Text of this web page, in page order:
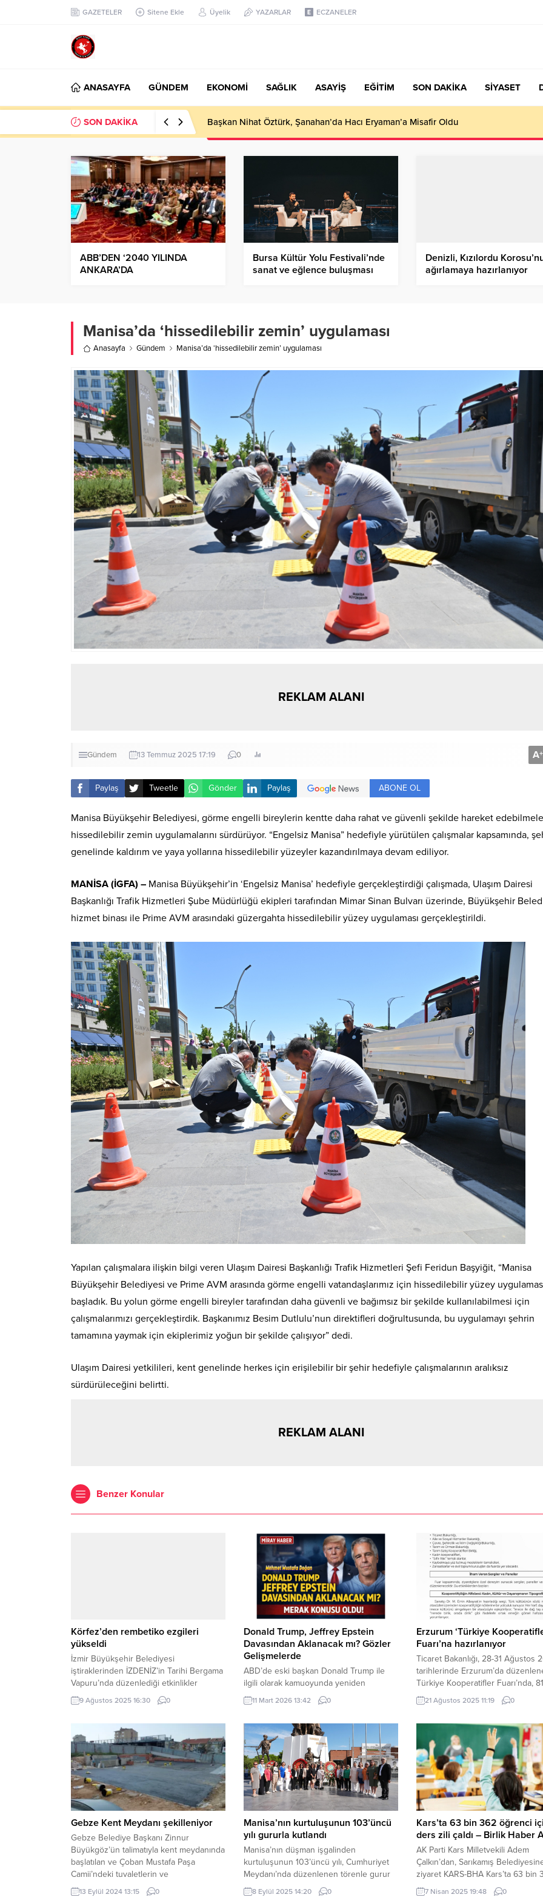
GAZETELER Sitene Ekle Üyelik YAZARLAR ECZANELER
ANASAYFA GÜNDEM EKONOMİ SAĞLIK ASAYİŞ EĞİTİM SON DAKİKA SİYASET
SON DAKİKA Başkan Nihat Öztürk, Şanahan’da Hacı Eryaman’a Misafir Oldu
ABB’DEN ‘2040 YILINDA
ANKARA’DA
Bursa Kültür Yolu Festivali’nde
sanat ve eğlence buluşması
Denizli, Kızılordu
ağırlamaya hazırlanıyor
Manisa’da ‘hissedilebilir zemin’ uygulaması
Anasayfa Gündem Manisa’da ‘hissedilebilir zemin’ uygulaması
REKLAM ALANI
Gündem 13 Temmuz 2025 17:19 0 A+
Paylaş Tweetle Gönder Paylaş ABONE OL
Manisa Büyükşehir Belediyesi, görme engelli bireylerin kentte daha rahat ve güvenli şekilde hareket
hissedilebilir zemin uygulamalarını sürdürüyor. “Engelsiz Manisa” hedefiyle yürütülen çalışmalar kapsamında,
genelinde kaldırım ve yaya yollarına hissedilebilir yüzeyler kazandırılmaya devam ediliyor.
MANİSA (İGFA) – Manisa Büyükşehir’in ‘Engelsiz Manisa’ hedefiyle gerçekleştirdiği çalışmada, Ulaşım Dairesi
Başkanlığı Trafik Hizmetleri Şube Müdürlüğü ekipleri tarafından Mimar Sinan Bulvarı üzerinde, Büyükşehir
hizmet binası ile Prime AVM arasındaki güzergahta hissedilebilir yüzey uygulaması gerçekleştirildi.
Yapılan çalışmalara ilişkin bilgi veren Ulaşım Dairesi Başkanlığı Trafik Hizmetleri Şefi Feridun Başyiğit, “Manisa
Büyükşehir Belediyesi ve Prime AVM arasında görme engelli vatandaşlarımız için hissedilebilir yüzey
başladık. Bu yolun görme engelli bireyler tarafından daha güvenli ve bağımsız bir şekilde kullanılabilmesi için
çalışmalarımızı gerçekleştirdik. Başkanımız Besim Dutlulu’nun direktifleri doğrultusunda, bu uygulamayı şehrin
tamamına yaymak için ekiplerimiz yoğun bir şekilde çalışıyor” dedi.
Ulaşım Dairesi yetkilileri, kent genelinde herkes için erişilebilir bir şehir hedefiyle çalışmalarının aralıksız
sürdürüleceğini belirtti.
REKLAM ALANI
Benzer Konular
Körfez’den rembetiko ezgileri
yükseldi
İzmir Büyükşehir Belediyesi
iştiraklerinden İZDENİZ’in Tarihi Bergama
Vapuru’nda düzenlediği etkinlikler
Rembetiko Gecesi ile devam etti. İZMİR
(İGFA) – Tarihin ve melodilerin iç içe
rembetiko ezgileri ile keyifli bir akşam
yaşattı. İzmir Büyükşehir Belediyesi
İZDENİZ AŞ, İzmir Körfezi’nde etkinlikler
düzenlemeye devam ediyor. Tarihi
Bergama Vapuru’nda yapılan...
9 Ağustos 2025 16:30 0
Donald Trump, Jeffrey Epstein
Davasından Aklanacak mı? Gözler
Gelişmelerde
ABD’de eski başkan Donald Trump ile
ilgili olarak kamuoyunda yeniden
gündeme gelen Jeffrey Epstein
bağlantısı tartışmaları, siyasi ve hukuki
ediyor. Özellikle Epstein davasına ilişkin
yeni belgeler, tanıklıklar ve kamuoyuna
yansıyan iddialar nedeniyle konu ABD
basınında geniş yer buluyor. Yetkililer
tarafından yapılan açıklamalara göre şu
ana...
11 Mart 2026 13:42 0
Erzurum ‘Türkiye
Fuarı’na hazırlanıyor
Ticaret Bakanlığı, 28-31 Ağustos
tarihlerinde Erzurum’da
Türkiye Kooperatifler Fuarı’nda,
Kuzey Kıbrıs Türk
yaklaşık 200 kooperatifi
taşıyacak. ANKARA (İGFA) –
Bakanlığı, Türkiye’nin 81 ilinden
kadın kooperatiflerini, 6. Türkiye
Kooperatifler Fuarı’nda bir araya
28-31 Ağustos 2025...
21 Ağustos 2025 11:19 0
Gebze Kent Meydanı şekilleniyor
Gebze Belediye Başkanı Zinnur
Büyükgöz’ün talimatıyla kent meydanında
başlatılan ve Çoban Mustafa Paşa
Camii’ndeki tuvaletlerin ve
abdesthanelerin yer altına alınarak
modernize edildiği projede son aşamaya
13 Eylül 2024 13:15 0
Manisa’nın kurtuluşunun 103’üncü
yılı gururla kutlandı
Manisa’nın düşman işgalinden
kurtuluşunun 103’üncü yılı, Cumhuriyet
Meydanı’nda düzenlenen törenle gurur
ve coşku içinde kutlandı. MANİSA (İGFA)
– Tören, Atatürk ve Milli Egemenlik
8 Eylül 2025 14:20 0
Kars’ta 63 bin 362 öğrenci
ders zili çaldı – Birlik Haber
AK Parti Kars Milletvekili Adem
Çalkın’dan, Sarıkamış
ziyaret KARS-BHA Kars’ta 63 bin
öğrenci ile 4 bin 767 öğretmen
eğitim öğretim yılının ikinci ara
7 Nisan 2025 19:48 0